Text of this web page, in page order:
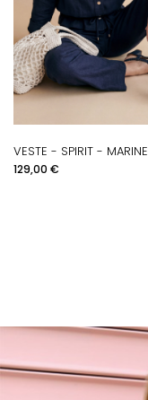
VESTE - SPIRIT - MARINE
Prix
129,00 €